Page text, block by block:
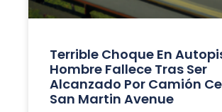
Terrible Choque En
Hombre Fallece Tras Ser
Alcanzado Por Camión
San Martin Avenue